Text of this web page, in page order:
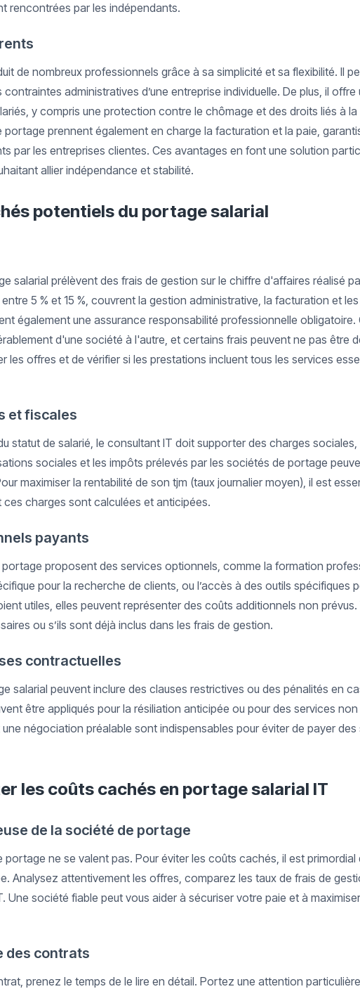
rencontrées par les indépendants.
de nombreux professionnels grâce à sa simplicité et sa flexibilité. Il
administratives d’une entreprise individuelle. De plus, il
y compris une protection contre le chômage et des droits liés à la
prennent également en charge la facturation et la paie,
par les entreprises clientes. Ces avantages en font une solution
allier indépendance et stabilité.
potentiels du portage salarial
salarial prélèvent des frais de gestion sur le chiffre d'affaires réalisé
5 % et 15 %, couvrent la gestion administrative, la facturation et
également une assurance responsabilité professionnelle
d'une société à l'autre, et certains frais peuvent ne pas être
les offres et de vérifier si les prestations incluent tous les services
et fiscales
statut de salarié, le consultant IT doit supporter des charges
sociales et les impôts prélevés par les sociétés de portage
maximiser la rentabilité de son tjm (taux journalier moyen), il est
charges sont calculées et anticipées.
payants
proposent des services optionnels, comme la formation
pour la recherche de clients, ou l’accès à des outils spécifiques
utiles, elles peuvent représenter des coûts additionnels non
ou s’ils sont déjà inclus dans les frais de gestion.
contractuelles
salarial peuvent inclure des clauses restrictives ou des pénalités en
être appliqués pour la résiliation anticipée ou pour des services
négociation préalable sont indispensables pour éviter de payer des
les coûts cachés en portage salarial IT
de la société de portage
portage ne se valent pas. Pour éviter les coûts cachés, il est
Analysez attentivement les offres, comparez les taux de frais de
Une société fiable peut vous aider à sécuriser votre paie et à
des contrats
prenez le temps de le lire en détail. Portez une attention